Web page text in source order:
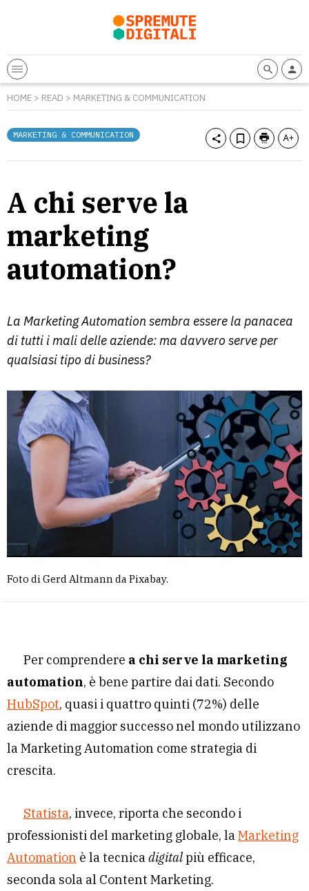
HOME > READ > MARKETING & COMMUNICATION
MARKETING & COMMUNICATION
A chi serve la
marketing
automation?
La Marketing Automation sembra essere la panacea
di tutti i mali delle aziende: ma davvero serve per
qualsiasi tipo di business?
Foto di Gerd Altmann da Pixabay.
Per comprendere a chi serve la marketing
automation, è bene partire dai dati. Secondo
HubSpot, quasi i quattro quinti (72%) delle
aziende di maggior successo nel mondo utilizzano
la Marketing Automation come strategia di
crescita.
Statista, invece, riporta che secondo i
professionisti del marketing globale, laMarketing
Automation è la tecnicadigitalpiù efficace,
seconda sola al Content Marketing.